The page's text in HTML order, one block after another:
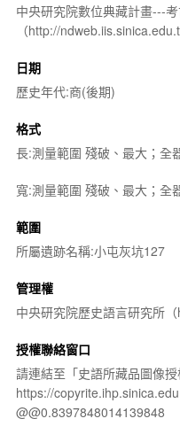
中央研究院數位典藏計畫---
（http://
日期
歷史年代:商(後期)
格式
長:測量範圍 殘破、最大；全
寬:測量範圍 殘破、最大；全
範圍
所屬遺跡名稱:小屯灰坑127
管理權
中央研究院歷史語言研究所
授權聯絡窗口
請連結至「史語所藏品圖像
https://
@@0.8397848014139848